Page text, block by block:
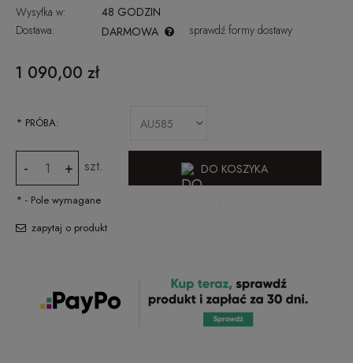
Wysyłka w:
48 GODZIN
Dostawa:
DARMOWA sprawdź formy dostawy
1 090,00 zł
* PRÓBA:
- + szt. DO KOSZYKA
* - Pole wymagane
zapytaj o produkt